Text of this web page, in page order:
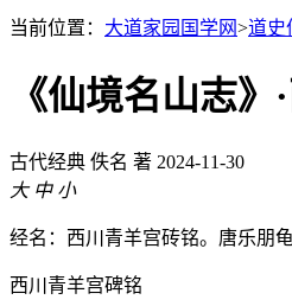
当前位置： 大道家园国学网>道史
《仙境名山志
古代经典 佚名 著 2024-11-30
大 中 小
经名：西川青羊宫砖铭。唐乐朋
西川青羊宫碑铭